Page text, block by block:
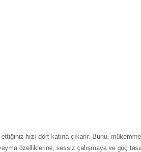
hızı dört katına çıkarır. Bunu,
özelliklerine, sessiz çalışmaya ve güç